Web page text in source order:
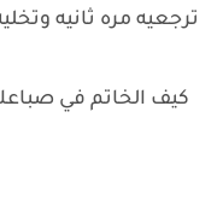
ترجعيه مره ثانيه
كيف الخاتم في